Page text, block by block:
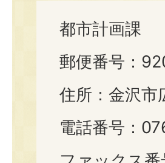
都市計画課
郵便番号：
住所：金沢市
電話番号：